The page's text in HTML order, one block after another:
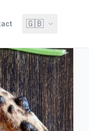
🇬🇧